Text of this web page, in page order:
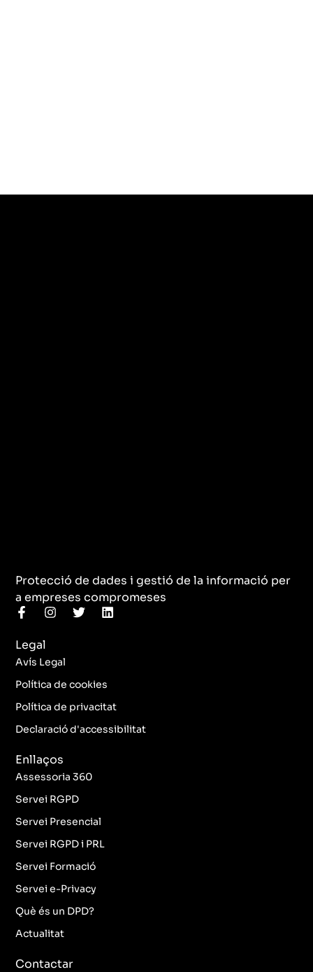
Protecció de dades i gestió de la informació per
a empreses compromeses
F
a
e
b
o
k
-
f
I
n
a
r
m
T
w
r
L
i
i
n
Enllaços
Assessoria 360
Servei RGPD
Servei Presencial
Servei RGPD i PRL
Servei Formació
Servei e-Privacy
Què és un DPD?
Actualitat
Legal
Avís Legal
Política de cookies
Política de privacitat
Declaració d'accessibilitat
Contactar